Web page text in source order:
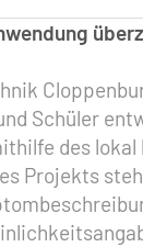
Schüler
des
Projekts